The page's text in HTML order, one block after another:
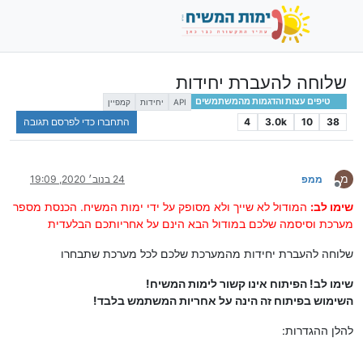
שלוחה להעברת יחידות
טיפים עצות והדגמות מהמשתמשים API יחידות קמפיין
38
10
3.0k
4 התחברו כדי לפרסם תגובה
מ
מנותק
ממפ 24 בנוב׳ 2020, 19:09
שימו לב: המודול לא שייך ולא מסופק על ידי ימות המשיח. הכנסת מספר
מערכת וסיסמה שלכם במודול הבא הינם על אחריותכם הבלעדית
שלוחה להעברת יחידות מהמערכת שלכם לכל מערכת שתבחרו
שימו לב! הפיתוח אינו קשור לימות המשיח!
השימוש בפיתוח זה הינה על אחריות המשתמש בלבד!
להלן ההגדרות: